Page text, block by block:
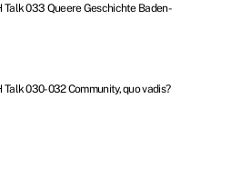
Talk 033 Queere Geschichte Baden-
Talk 030-032 Community, quo vadis?